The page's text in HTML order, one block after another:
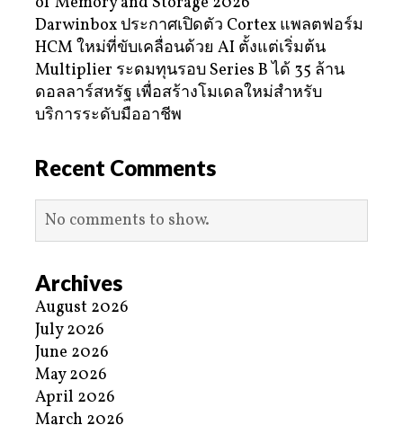
Darwinbox ประกาศเปิดตัว Cortex แพลตฟอร์ม
HCM ใหม่ที่ขับเคลื่อนด้วย AI ตั้งแต่เริ่มต้น
Multiplier ระดมทุนรอบ Series B ได้ 35 ล้าน
ดอลลาร์สหรัฐ เพื่อสร้างโมเดลใหม่สำหรับ
บริการระดับมืออาชีพ
Recent Comments
No comments to show.
Archives
August 2026
July 2026
June 2026
May 2026
April 2026
March 2026